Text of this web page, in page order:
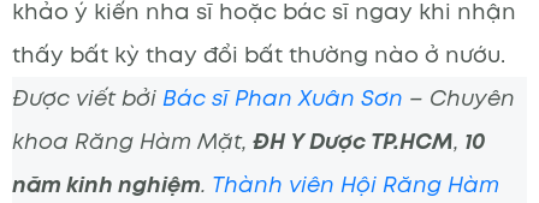
khảo ý kiến nha sĩ hoặc bác sĩ ngay khi nhận
thấy bất kỳ thay đổi bất thường nào ở nướu.
Được viết bởiBác sĩ Phan Xuân Sơn – Chuyên
khoa Răng Hàm Mặt, ĐH Y Dược TP.HCM, 10
năm kinh nghiệm. Thành viên Hội Răng Hàm